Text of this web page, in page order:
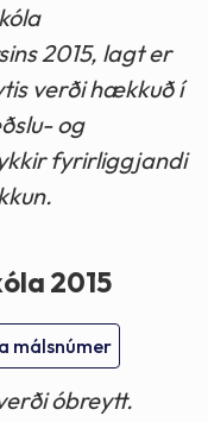
2015, lagt er
verði hækkuð í
og
fyrirliggjandi
2015
málsnúmer
óbreytt.